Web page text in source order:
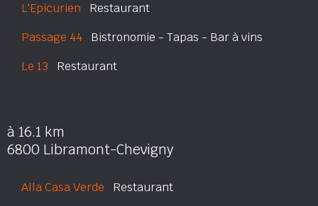
L'Epicurien Restaurant
Passage 44 Bistronomie - Tapas - Bar à vins
Le 13 Restaurant
à 16.1 km
6800 Libramont-Chevigny
Alla Casa Verde Restaurant